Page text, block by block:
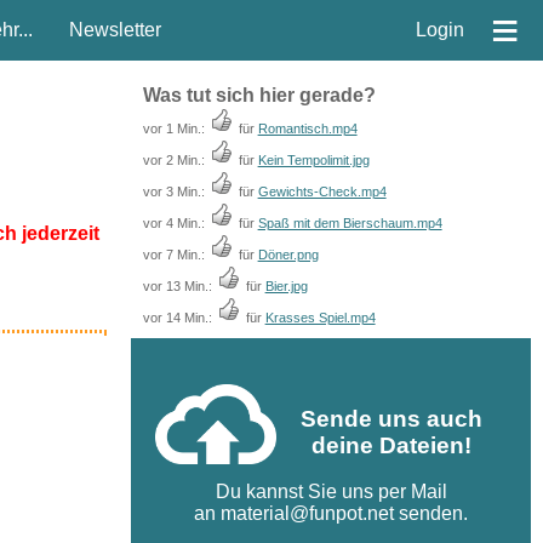
Newsletter Login ≡
Was tut sich hier gerade?
vor 1 Min.: für Romantisch.mp4
vor 2 Min.: für Kein Tempolimit.jpg
vor 3 Min.: für Gewichts-Check.mp4
vor 4 Min.: für Spaß mit dem Bierschaum.mp4
vor 7 Min.: für Döner.png
vor 13 Min.: für Bier.jpg
vor 14 Min.: für Krasses Spiel.mp4
Sende uns auch
deine Dateien!
Du kannst Sie uns per Mail
an material@funpot.netsenden.
jederzeit